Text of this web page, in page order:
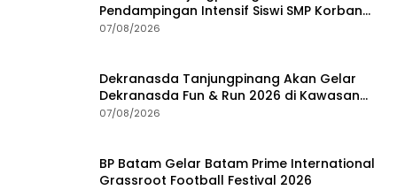
Pendampingan Intensif Siswi SMP Korban
Asusila
07/08/2026
Dekranasda Tanjungpinang Akan Gelar
Dekranasda Fun & Run 2026 di Kawasan
Gedung Gonggong
07/08/2026
BP Batam Gelar Batam Prime International
Grassroot Football Festival 2026